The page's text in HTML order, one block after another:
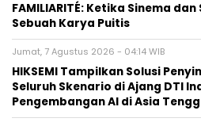
FAMILIARITÉ: Ketika Sinema
Sebuah Karya Puitis
Jumat, 7 Agustus 2026 - 04:14 WIB
HIKSEMI Tampilkan Solusi
Seluruh Skenario di Ajang DTI
Pengembangan AI di Asia